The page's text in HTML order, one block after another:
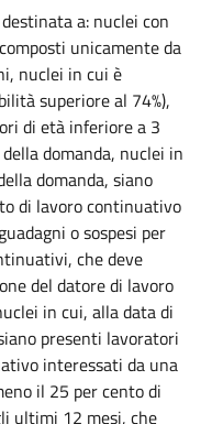
destinata a: nuclei con
unicamente da
nuclei in cui è
superiore al 74%),
di età inferiore a 3
domanda, nuclei in
domanda, siano
di lavoro continuativo
o sospesi per
che deve
del datore di lavoro
in cui, alla data di
presenti lavoratori
interessati da una
il 25 per cento di
ultimi 12 mesi, che